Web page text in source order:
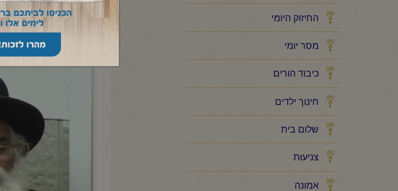
החיזוק היומי
מסר יומי
כיבוד הורים
חינוך ילדים
שלום בית
צניעות
אמונה
הרב יורם
סאלי- ב'